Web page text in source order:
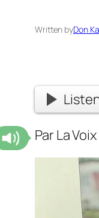
Written byDon
Par La